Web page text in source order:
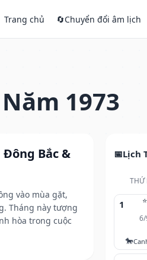
Trang chủ 🔄Chuyển đổi âm lịch
1973
Bắc &
vào mùa gặt,
Tháng này tượng
hòa trong cuộc
Lịch
THỨ
⭐
1
🐎